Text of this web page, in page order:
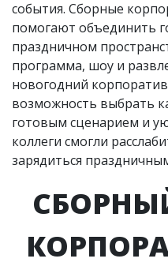
события. Сборные
помогают объединить
праздничном
программа, шоу и
новогодний
возможность выбрать
готовым сценарием и
коллеги смогли
зарядиться